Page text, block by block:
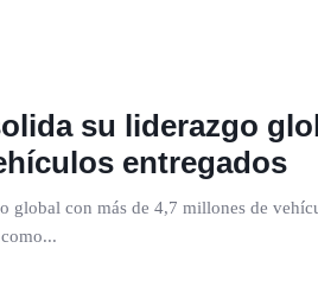
su liderazgo
entregados
global con más de 4,7 millones de